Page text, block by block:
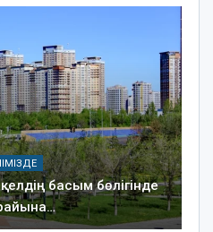
елдің басым бөлігінде